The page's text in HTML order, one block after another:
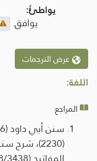
يواطئُ:
يوافق.
عرض الترجمات
اللغة:
المراجع